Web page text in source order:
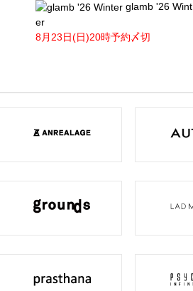
glamb '26 Wint
er
8月23日(日)20時予約〆切